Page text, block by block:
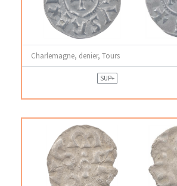
Charlemagne, denier, Tours
SUP+